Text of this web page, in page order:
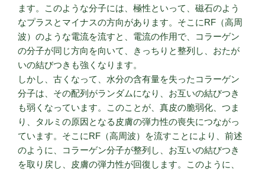
ます。このような分子には、極性といって、磁石のよう
なプラスとマイナスの方向があります。そこにRF（高周
波）のような電流を流すと、電流の作用で、コラーゲン
の分子が同じ方向を向いて、きっちりと整列し、おたが
いの結びつきも強くなります。
しかし、古くなって、水分の含有量を失ったコラーゲン
分子は、その配列がランダムになり、お互いの結びつき
も弱くなっています。このことが、真皮の脆弱化、つま
り、タルミの原因となる皮膚の弾力性の喪失につながっ
ています。そこにRF（高周波）を流すことにより、前述
のように、コラーゲン分子が整列し、お互いの結びつき
を取り戻し、皮膚の弾力性が回復します。このように、